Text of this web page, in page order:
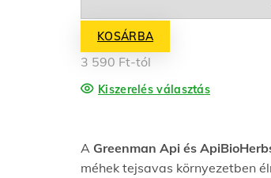
KOSÁRBA
3 590 Ft-tól
Kiszerelés választás
A Greenman Api és
méhek tejsavas környezetben